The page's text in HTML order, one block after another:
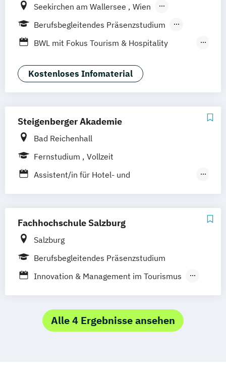
Seekirchen am Wallersee
Wien
Innsbruck Graz Linz Südtirol
Berufsbegleitendes Präsenzstudium
Fernstudium
Duales Studium Vollzeit
BWL mit Fokus Tourism & Hospitality
MBA in General Management (120 CP)
Master of Business Administration (60 CP)
Kostenloses Infomaterial
Steigenberger Akademie
Bad Reichenhall
Fernstudium
Vollzeit
Assistent/in für Hotel- und
Tourismusmanagement
Tourismusmanagement
Fachhochschule Salzburg
Salzburg
Berufsbegleitendes Präsenzstudium
Innovation & Management im Tourismus
Alle 4 Ergebnisse ansehen